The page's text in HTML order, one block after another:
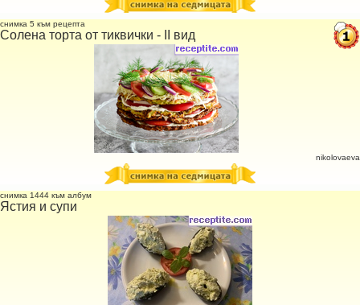
снимка 5 към рецепта
Солена торта от тиквички - II вид
nikolovaeva
снимка 1444 към албум
Ястия и супи